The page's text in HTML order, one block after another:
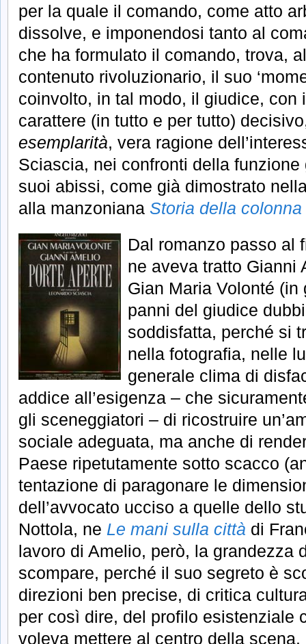
per la quale il comando, come atto
dissolve, e imponendosi tanto al
che ha formulato il comando, trova,
contenuto rivoluzionario, il suo
coinvolto, in tal modo, il giudice, con
carattere (in tutto e per tutto)
esemplarità, vera ragione
Sciascia, nei confronti della
suoi abissi, come già dimostrato
alla manzoniana Storia della
Dal romanzo passo al
ne aveva tratto Gianni
Gian Maria Volonté
panni del giudice
soddisfatta, perché si
nella fotografia, nelle
generale clima di
addice all’esigenza – che
gli sceneggiatori – di ricostruire
sociale adeguata, ma anche di
Paese ripetutamente sotto scacco
tentazione di paragonare le
dell’avvocato ucciso a quelle dello
Nottola, ne Le mani sulla città di
lavoro di Amelio, però, la grandezza
scompare, perché il suo segreto è
direzioni ben precise, di critica
per così dire, del profilo esistenziale
voleva mettere al centro della scena.